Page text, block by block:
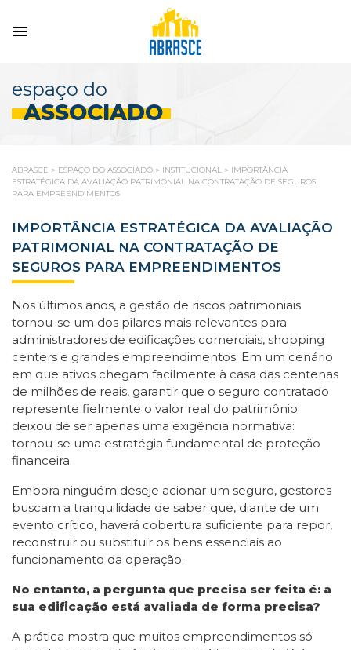
espaço do
ASSOCIADO
ABRASCE > ESPAÇO DO ASSOCIADO > INSTITUCIONAL > IMPORTÂNCIA
ESTRATÉGICA DA AVALIAÇÃO PATRIMONIAL NA CONTRATAÇÃO DE SEGUROS
PARA EMPREENDIMENTOS
IMPORTÂNCIA ESTRATÉGICA DA AVALIAÇÃO
PATRIMONIAL NA CONTRATAÇÃO DE
SEGUROS PARA EMPREENDIMENTOS
Nos últimos anos, a gestão de riscos patrimoniais
tornou-se um dos pilares mais relevantes para
administradores de edificações comerciais, shopping
centers e grandes empreendimentos. Em um cenário
em que ativos chegam facilmente à casa das centenas
de milhões de reais, garantir que o seguro contratado
represente fielmente o valor real do patrimônio
deixou de ser apenas uma exigência normativa:
tornou-se uma estratégia fundamental de proteção
financeira.
Embora ninguém deseje acionar um seguro, gestores
buscam a tranquilidade de saber que, diante de um
evento crítico, haverá cobertura suficiente para repor,
reconstruir ou substituir os bens essenciais ao
funcionamento da operação.
No entanto, a pergunta que precisa ser feita é: a
sua edificação está avaliada de forma precisa?
A prática mostra que muitos empreendimentos só